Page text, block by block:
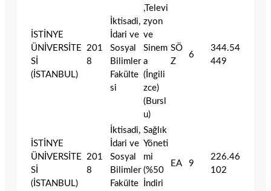
İSTİNYE
ÜNİVERSİTE
Sİ
(İSTANBUL)
201
8
İktisadi,
İdari ve
Sosyal
Bilimler
Fakülte
si
,Televi
zyon
ve
Sinem
a
(İngili
zce)
(Bursl
u)
SÖ
Z
6
344.54
449
İSTİNYE
ÜNİVERSİTE
Sİ
(İSTANBUL)
201
8
İktisadi,
İdari ve
Sosyal
Bilimler
Fakülte
Sağlık
Yöneti
mi
(%50
İndiri
EA 9
226.46
102